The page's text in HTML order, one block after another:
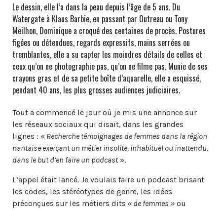
Le dessin, elle l’a dans la peau depuis l’âge de 5 ans. Du
Watergate à Klaus Barbie, en passant par Outreau ou Tony
Meilhon, Dominique a croqué des centaines de procès. Postures
figées ou détendues, regards expressifs, mains serrées ou
tremblantes, elle a su capter les moindres détails de celles et
ceux qu’on ne photographie pas, qu’on ne filme pas. Munie de ses
crayons gras et de sa petite boîte d’aquarelle, elle a esquissé,
pendant 40 ans, les plus grosses audiences judiciaires.
Tout a commencé le jour où je mis une annonce sur
les réseaux sociaux qui disait, dans les grandes
lignes : « Recherche témoignages de femmes dans la région
nantaise exerçant un métier insolite, inhabituel ou inattendu,
dans le but d’en faire un podcast».
L’appel était lancé. Je voulais faire un podcast brisant
les codes, les stéréotypes de genre, les idées
préconçues sur les métiers dits « de femmes » ou